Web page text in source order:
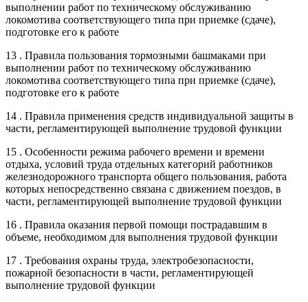
выполнении работ по техническому обслуживанию
локомотива соответствующего типа при приемке (сдаче),
подготовке его к работе
13 . Правила пользования тормозными башмаками при
выполнении работ по техническому обслуживанию
локомотива соответствующего типа при приемке (сдаче),
подготовке его к работе
14 . Правила применения средств индивидуальной защиты в
части, регламентирующей выполнение трудовой функции
15 . Особенности режима рабочего времени и времени
отдыха, условий труда отдельных категорий работников
железнодорожного транспорта общего пользования, работа
которых непосредственно связана с движением поездов, в
части, регламентирующей выполнение трудовой функции
16 . Правила оказания первой помощи пострадавшим в
объеме, необходимом для выполнения трудовой функции
17 . Требования охраны труда, электробезопасности,
пожарной безопасности в части, регламентирующей
выполнение трудовой функции